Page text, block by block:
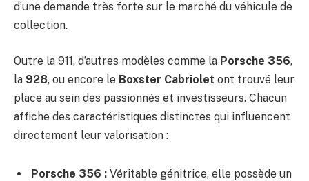
d’une demande très forte sur le marché du véhicule de
collection.
Outre la 911, d’autres modèles comme la Porsche 356,
la 928, ou encore le Boxster Cabriolet ont trouvé leur
place au sein des passionnés et investisseurs. Chacun
affiche des caractéristiques distinctes qui influencent
directement leur valorisation :
Porsche 356 : Véritable génitrice, elle possède un